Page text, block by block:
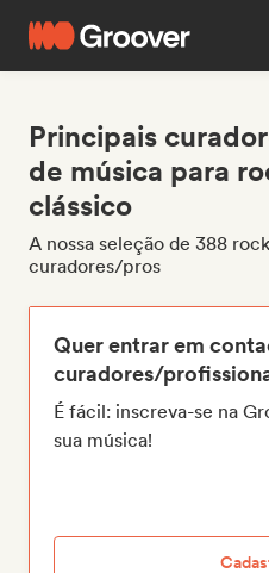
Principais
de música para
clássico
A nossa seleção de 388
curadores/pros
Quer entrar em
curadores/
É fácil: inscreva-se na
sua música!